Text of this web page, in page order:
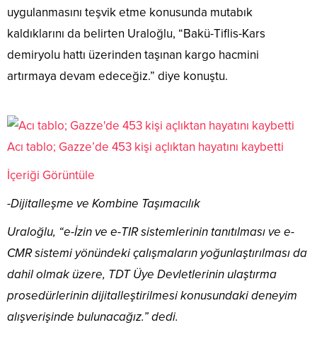
uygulanmasını teşvik etme konusunda mutabık
kaldıklarını da belirten Uraloğlu, “Bakü-Tiflis-Kars
demiryolu hattı üzerinden taşınan kargo hacmini
artırmaya devam edeceğiz.” diye konuştu.
Acı tablo; Gazze’de 453 kişi açlıktan hayatını kaybetti
İçeriği Görüntüle
-Dijitalleşme ve Kombine Taşımacılık
Uraloğlu, “e-İzin ve e-TIR sistemlerinin tanıtılması ve e-
CMR sistemi yönündeki çalışmaların yoğunlaştırılması da
dahil olmak üzere, TDT Üye Devletlerinin ulaştırma
prosedürlerinin dijitalleştirilmesi konusundaki deneyim
alışverişinde bulunacağız.” dedi.